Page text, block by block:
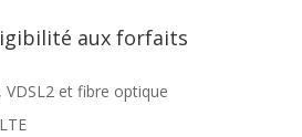
aux forfaits
VDSL2 et fibre optique